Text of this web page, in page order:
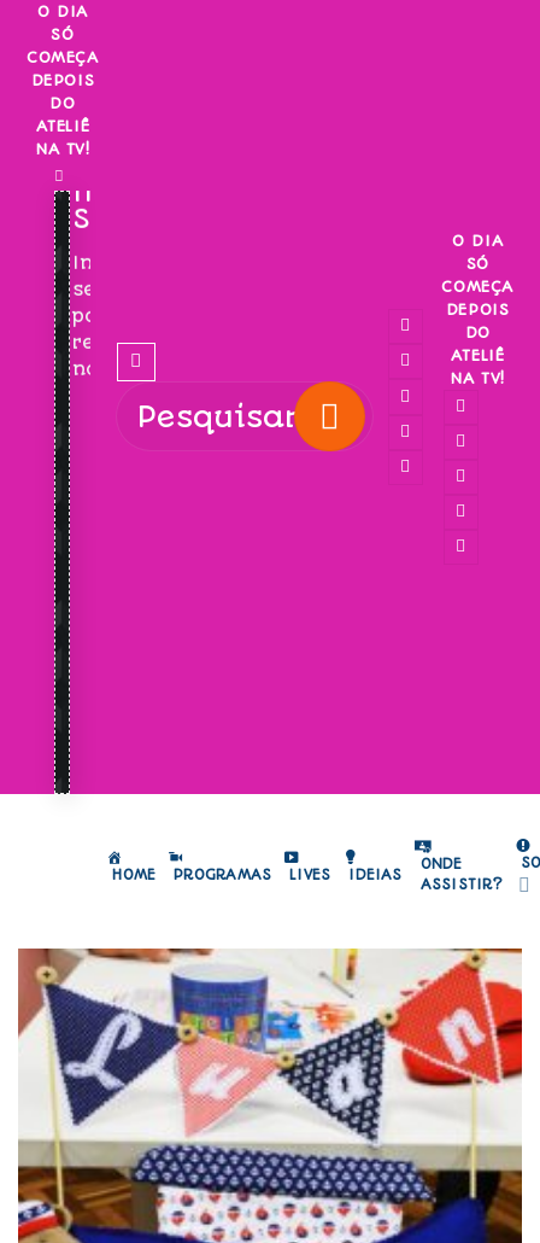
Skip
content
O DIA
SÓ
COMEÇA
DEPOIS
DO
ATELIÊ
NA TV!
INSCREVA-
SE!
Inscreva-
se
para
receber
novidades!
O DIA
SÓ
COMEÇA
DEPOIS
DO
ATELIÊ
NA TV!
HOME PROGRAMAS LIVES IDEIAS
ONDE
ASSISTIR?